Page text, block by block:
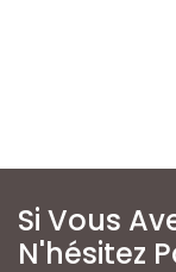
Si Vous
N'hésitez